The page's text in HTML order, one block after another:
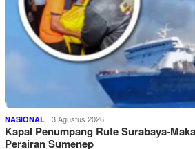
NASIONAL 3 Agustus 2026
Kapal Penumpang Rute Surabaya-
Perairan Sumenep